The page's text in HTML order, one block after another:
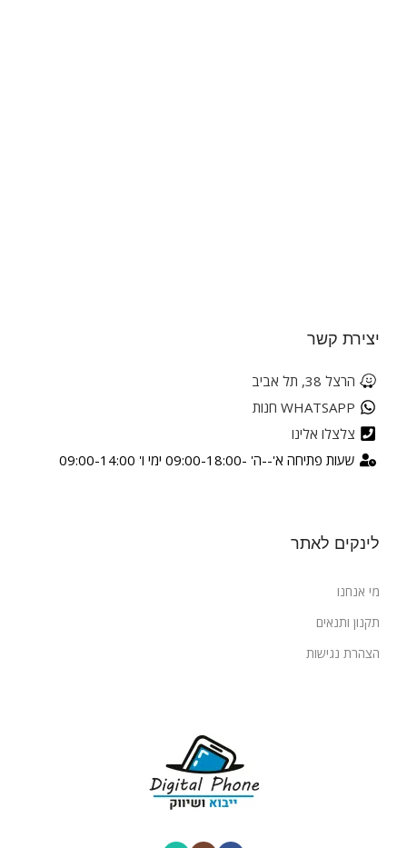
יצירת קשר
הרצל 38, תל אביב
WHATSAPP חנות
צלצלו אלינו
שעות פתיחה א'--ה' -09:00-18:00 ימי ו' 09:00-14:00
לינקים לאתר
מי אנחנו
תקנון ותנאים
הצהרת נגישות